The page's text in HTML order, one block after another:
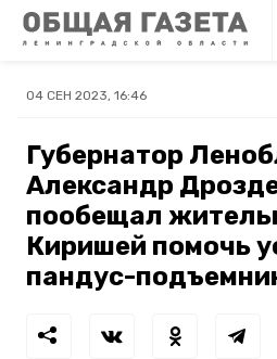
04 СЕН 2023, 16:46
Губернатор
Александр
пообещал
Киришей помочь
пандус-